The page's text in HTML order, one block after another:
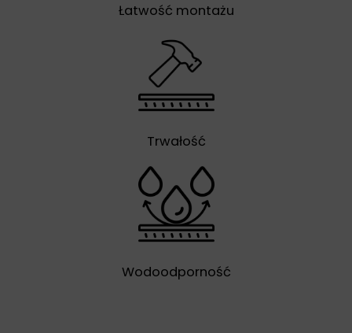
Łatwość montażu
Trwałość
Wodoodporność